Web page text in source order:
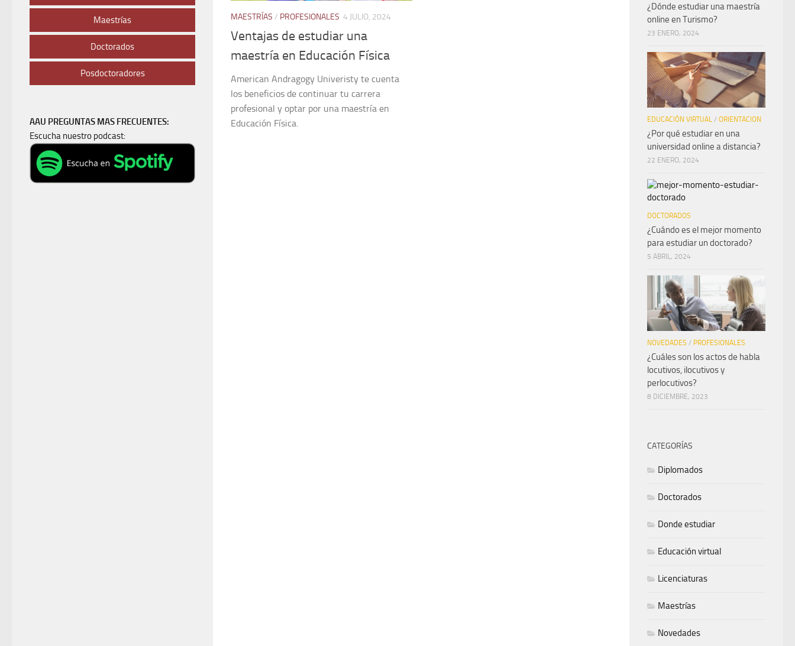
MAESTRÍAS / PROFESIONALES 4 JULIO, 2024
Ventajas de estudiar una
maestría en Educación Física
American Andragogy Univeristy te cuenta
los beneficios de continuar tu carrera
profesional y optar por una maestría en
Educación Física.
Maestrías
Doctorados
Posdoctoradores
AAU PREGUNTAS MAS FRECUENTES:
Escucha nuestro podcast:
¿Dónde estudiar una maestría
online en Turismo?
23 ENERO, 2024
EDUCACIÓN VIRTUAL / ORIENTACION
¿Por qué estudiar en una
universidad online a distancia?
22 ENERO, 2024
DOCTORADOS
¿Cuándo es el mejor momento
para estudiar un doctorado?
5 ABRIL, 2024
NOVEDADES / PROFESIONALES
¿Cuáles son los actos de habla
locutivos, ilocutivos y
perlocutivos?
8 DICIEMBRE, 2023
CATEGORÍAS
Diplomados
Doctorados
Donde estudiar
Educación virtual
Licenciaturas
Maestrías
Novedades